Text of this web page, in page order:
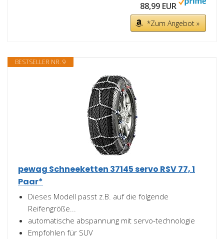
88,99 EUR
*Zum Angebot »
BESTSELLER NR. 9
pewag Schneeketten 37145 servo RSV 77, 1
Paar*
Dieses Modell passt z.B. auf die folgende
Reifengröße...
automatische abspannung mit servo-technologie
Empfohlen für SUV